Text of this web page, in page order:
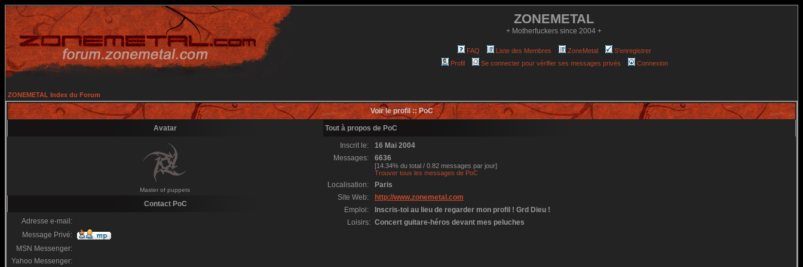
ZONEMETAL
+ Motherfuckers since 2004 +
FAQ Liste des Membres ZoneMetal
S'enregistrer
Profil
Se connecter pour vérifier ses messages privés Connexion
ZONEMETAL Index du Forum
Voir le profil :: PoC
Avatar Tout à propos de PoC
Master of puppets
Inscrit le:
16 Mai 2004
Messages:
6636
[14.34% du total / 0.82 messages par jour]
Trouver tous les messages de PoC
Localisation:
Paris
Site Web:
http://www.zonemetal.com
Emploi:
Inscris-toi au lieu de regarder mon profil ! Grd Dieu !
Loisirs: Concert guitare-héros devant mes peluches
Contact PoC
Adresse e-mail:
Message Privé:
MSN Messenger:
Yahoo Messenger: